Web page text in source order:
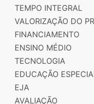
TEMPO INTEGRAL
VALORIZAÇÃO DO
FINANCIAMENTO
ENSINO MÉDIO
TECNOLOGIA
EDUCAÇÃO
EJA
AVALIAÇÃO